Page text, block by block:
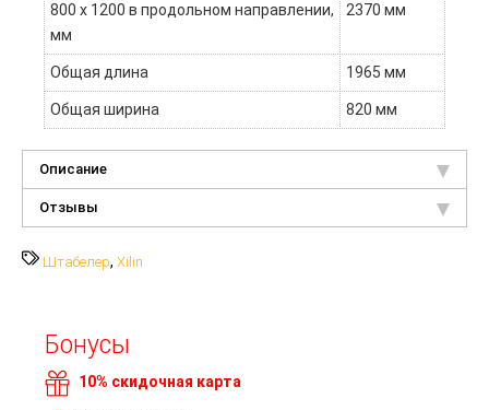
800 x 1200 в продольном направлении,
мм
2370 мм
Общая длина 1965 мм
Общая ширина 820 мм
Описание
Отзывы
Штабелер, Xilin
Бонусы
10% скидочная карта